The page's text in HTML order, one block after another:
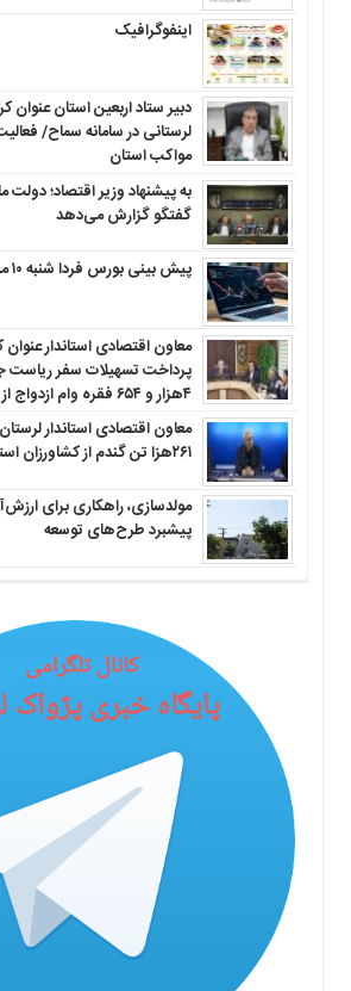
اینفوگرافیک
مواکب استان
به پیشنهاد وزیر اقتصاد؛ دولت
گفتگو گزارش می‌دهد
پیش بینی بورس فردا شنبه ۱۰ مرداد ۱۴۰۵
معاون اقتصادی استاندار
پرداخت تسهیلات سفر ریاست
۴هزار و ۶۵۴ فقره وام ازدواج از ابتدای سال جاری
معاون اقتصادی استاندار
۲۶۱هزا تن گندم از کشاورزان استان
مولدسازی، راهکاری برای
پیشبرد طرح‌های توسعه